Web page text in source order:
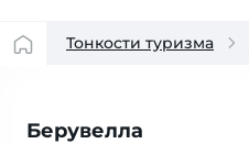
Тонкости туризма
Берувелла